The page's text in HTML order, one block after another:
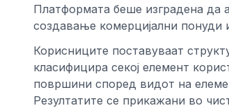
Платформата беше изградена да
создавање комерцијални
Корисниците поставуваат
класифицира секој елемент
површини според видот на
Резултатите се прикажани во